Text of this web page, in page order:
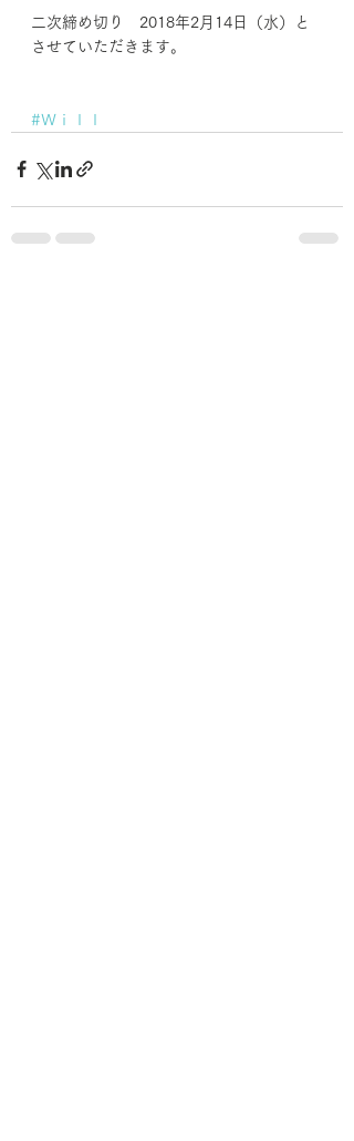
二次締め切り　2018年2月14日（水）と
させていただきます。
#Ｗｉｌｌ